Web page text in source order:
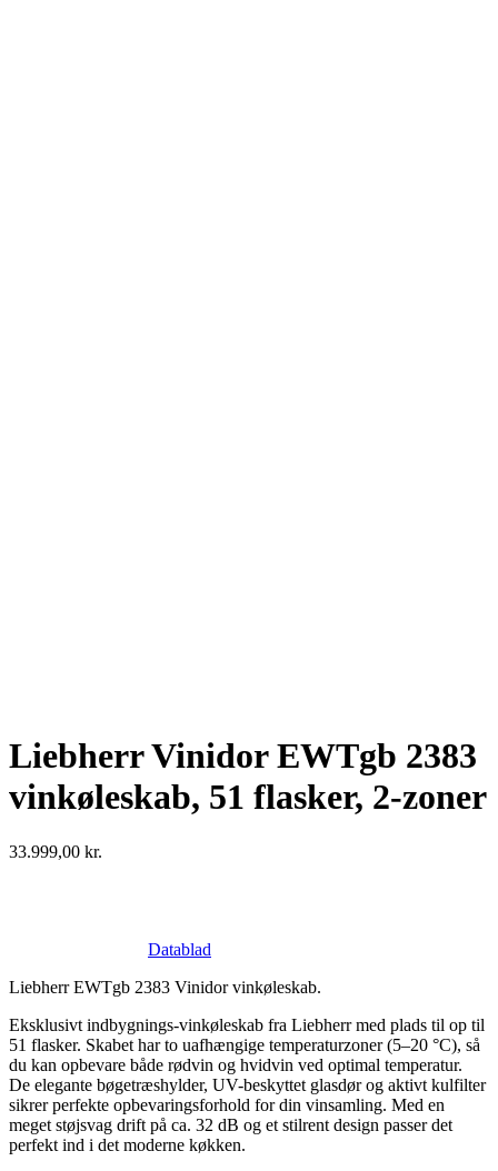
Liebherr Vinidor EWTgb 2383
vinkøleskab, 51 flasker, 2-zoner
33.999,00 kr.
Datablad
Liebherr EWTgb 2383 Vinidor vinkøleskab.
Eksklusivt indbygnings-vinkøleskab fra Liebherr med plads til op til
51 flasker. Skabet har to uafhængige temperaturzoner (5–20 °C), så
du kan opbevare både rødvin og hvidvin ved optimal temperatur.
De elegante bøgetræshylder, UV-beskyttet glasdør og aktivt kulfilter
sikrer perfekte opbevaringsforhold for din vinsamling. Med en
meget støjsvag drift på ca. 32 dB og et stilrent design passer det
perfekt ind i det moderne køkken.